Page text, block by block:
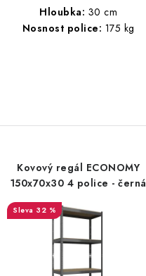
Hloubka: 30 cm
Nosnost police: 175 kg
Kovový regál ECONOMY
150x70x30 4 police - černá
32 %